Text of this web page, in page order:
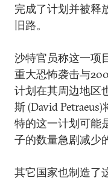
完成了计划并被释
旧路。
沙特官员称这一项
重大恐怖袭击与
计划在其周边地区
斯 (David
特的这一计划可能
子的数量急剧减少
其它国家也制造了